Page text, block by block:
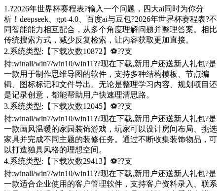
1.?2026年世界杯赛程表?输入一个问题，四大ai同时为你分
析！deepseek、gpt-4.0、百度ai与豆包?2026年世界杯赛程表?不
同智能能力相互配合，从多个角度理解问题并整理答案。相比
传统搜索方式，减少反复检索，让内容获取更加直接。
2.系统类型:【下载次数10872】⚽??支
持:winall/win7/win10/win11??现在下载,新用户还送新人礼包?是
一款用于制作思维导图的软件，支持多种结构模板、节点编
辑、图标标记和文件导出。无论是整理学习内容、规划项目还
是记录创意，都能帮助用户快速理清思路。
3.系统类型:【下载次数12045】⚽??支
持:winall/win7/win10/win11??现在下载,新用户还送新人礼包?是
一款画风温暖的家园装饰游戏，玩家可以设计房间布局、挑选
家具并完成不同主题的装修任务。通过不断收集装饰物品，可
以打造独具风格的理想空间。
4.系统类型:【下载次数29413】⚽??支
持:winall/win7/win10/win11??现在下载,新用户还送新人礼包?是
一款适合企业使用的客户管理软件，支持客户资料录入、联系